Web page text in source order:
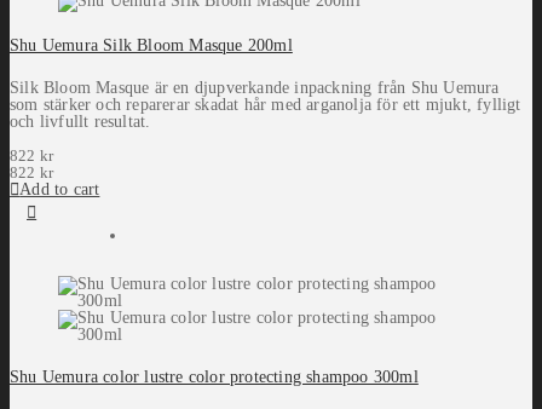
Shu Uemura Silk Bloom Masque 200ml
Silk Bloom Masque är en djupverkande inpackning från Shu Uemura
som stärker och reparerar skadat hår med arganolja för ett mjukt, fylligt
och livfullt resultat.
822 kr
822 kr
Add to cart
Shu Uemura color lustre color protecting shampoo 300ml